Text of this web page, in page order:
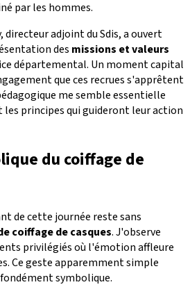
par les hommes.
directeur adjoint du Sdis, a ouvert
des missions et valeurs
départemental. Un moment capital
que ces recrues s'apprêtent
me semble essentielle
les principes qui guideront leur action
du coiffage de
de cette journée reste sans
coiffage de casques. J'observe
privilégiés où l'émotion affleure
Ce geste apparemment simple
symbolique.